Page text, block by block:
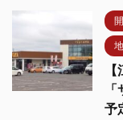
予